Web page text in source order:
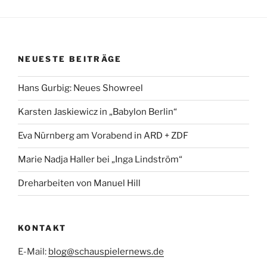
NEUESTE BEITRÄGE
Hans Gurbig: Neues Showreel
Karsten Jaskiewicz in „Babylon Berlin“
Eva Nürnberg am Vorabend in ARD + ZDF
Marie Nadja Haller bei „Inga Lindström“
Dreharbeiten von Manuel Hill
KONTAKT
E-Mail: blog@schauspielernews.de